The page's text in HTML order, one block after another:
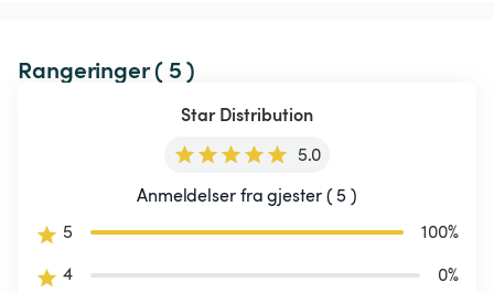
Rangeringer ( 5 )
Star Distribution
5.0
Anmeldelser fra gjester ( 5 )
5
100%
4
0%